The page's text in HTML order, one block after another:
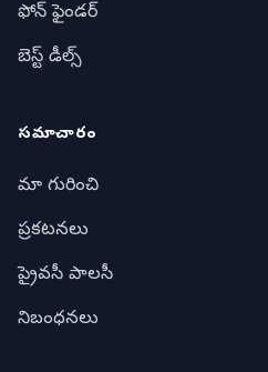
ఫోన్ ఫైండర్
బెస్ట్ డీల్స్
సమాచారం
మా గురించి
ప్రకటనలు
ప్రైవసీ పాలసీ
నిబంధనలు